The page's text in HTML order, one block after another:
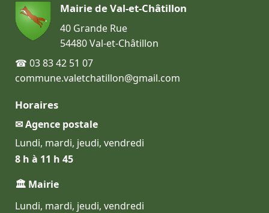
Mairie de Val-et-Châtillon
40 Grande Rue
54480 Val-et-Châtillon
☎ 03 83 42 51 07
commune.valetchatillon@gmail.com
Horaires
✉ Agence postale
Lundi, mardi, jeudi, vendredi
8 h à 11 h 45
🏛 Mairie
Lundi, mardi, jeudi, vendredi